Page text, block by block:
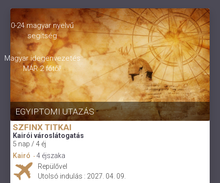
EGYIPTOMI UTAZÁS
0-24 magyar nyelvű
segítség
Magyar idegenvezetés
MÁR 2 főtől!
SZFINX TITKAI
Kairói városlátogatás
5 nap / 4 éj
Kairó - 4 éjszaka
Repülővel
Utolsó indulás : 2027. 04. 09.